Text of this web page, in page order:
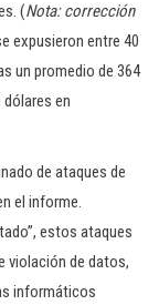
(Nota: corrección
expusieron entre 40
un promedio de 364
en
de ataques de
el informe.
estos ataques
violación de datos,
informáticos